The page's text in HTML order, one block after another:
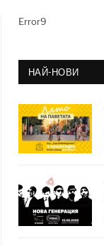
Error9
НАЙ-НОВИ